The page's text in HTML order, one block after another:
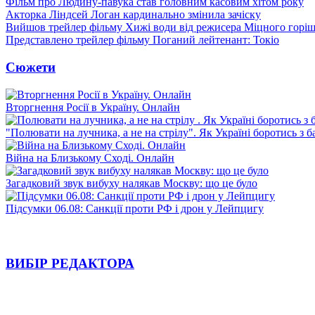
Акторка Ліндсей Логан кардинально змінила зачіску
Вийшов трейлер фільму Хижі води від режисера Міцного
Представлено трейлер фільму Поганий лейтенант: Токіо
Сюжети
Вторгнення Росії в Україну. Онлайн
"Полювати на лучника, а не на стрілу". Як Україні боротись з
Війна на Близькому Сході. Онлайн
Загадковий звук вибуху налякав Москву: що це було
Підсумки 06.08: Санкції проти РФ і дрон у Лейпцигу
ВИБІР РЕДАКТОРА